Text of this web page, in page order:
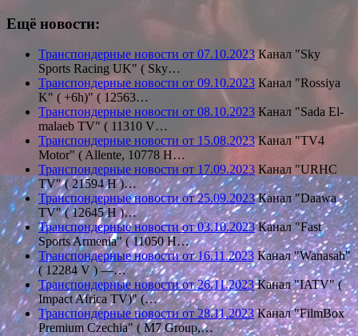
Ещё новости:
Транспондерные новости от 07.10.2023 Канал "Sky
Sports Racing UK" ( Sky…
Транспондерные новости от 09.10.2023 Канал "Rossiya
K" ( +6h)" ( 12563…
Транспондерные новости от 08.10.2023 Канал "Sada El-
malaeb TV" ( 11310 V…
Транспондерные новости от 15.08.2023Канал "TV4
Motor" ( Allente, 10778 H…
Транспондерные новости от 17.09.2023 Канал "URHC
TV" ( 21594 Н )…
Транспондерные новости от 25.09.2023Канал "Daawa
TV" ( 12645 H )…
Транспондерные новости от 03.10.2023Канал "Fast
Sports Armenia" ( 11050 H…
Транспондерные новости от 16.11.2023Канал "Wanasah"
( 12284 V ) —…
Транспондерные новости от 26.11.2023Канал "IATV" (
Impact Africa TV)" (…
Транспондерные новости от 28.11.2023Канал "FilmBox
Premium Czechia" ( M7 Group,…